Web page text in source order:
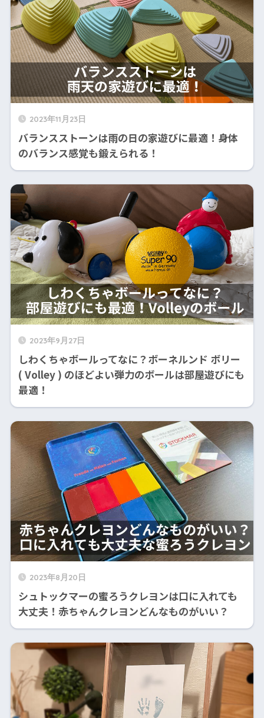
2023年11月23日
バランスストーンは雨の日の家遊びに最適！身体
のバランス感覚も鍛えられる！
2023年9月27日
しわくちゃボールってなに？ボーネルンド ボリー
( Volley ) のほどよい弾力のボールは部屋遊びにも
最適！
2023年8月20日
シュトックマーの蜜ろうクレヨンは口に入れても
大丈夫！赤ちゃんクレヨンどんなものがいい？